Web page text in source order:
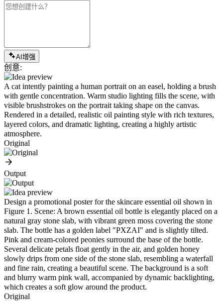
AI增强
创意:
A cat intently painting a human portrait on an easel, holding a brush
with gentle concentration. Warm studio lighting fills the scene, with
visible brushstrokes on the portrait taking shape on the canvas.
Rendered in a detailed, realistic oil painting style with rich textures,
layered colors, and dramatic lighting, creating a highly artistic
atmosphere.
Original
Output
Design a promotional poster for the skincare essential oil shown in
Figure 1. Scene: A brown essential oil bottle is elegantly placed on a
natural gray stone slab, with vibrant green moss covering the stone
slab. The bottle has a golden label "PXZAI" and is slightly tilted.
Pink and cream-colored peonies surround the base of the bottle.
Several delicate petals float gently in the air, and golden honey
slowly drips from one side of the stone slab, resembling a waterfall
and fine rain, creating a beautiful scene. The background is a soft
and blurry warm pink wall, accompanied by dynamic backlighting,
which creates a soft glow around the product.
Original